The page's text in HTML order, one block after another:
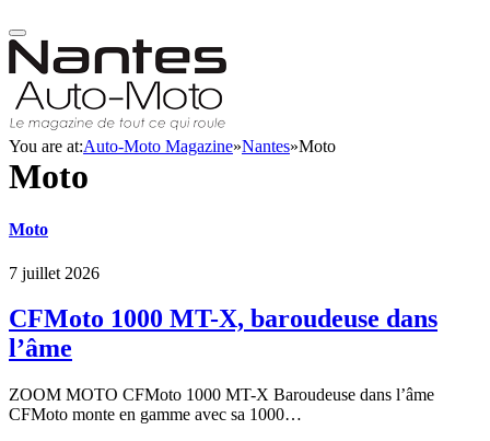
You are at:Auto-Moto Magazine»Nantes»Moto
Moto
Moto
7 juillet 2026
CFMoto 1000 MT-X, baroudeuse dans
l’âme
ZOOM MOTO CFMoto 1000 MT-X Baroudeuse dans l’âme
CFMoto monte en gamme avec sa 1000…